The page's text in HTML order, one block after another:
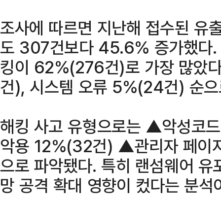
조사에 따르면 지난해 접수된 유
도 307건보다 45.6% 증가했다.
킹이 62%(276건)로 가장 많았
건), 시스템 오류 5%(24건) 순
해킹 사고 유형으로는 ▲악성
악용 12%(32건) ▲관리자 페이
으로 파악됐다. 특히 랜섬웨어
망 공격 확대 영향이 컸다는 분석